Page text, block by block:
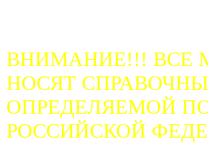
ВНИМАНИЕ!!! ВСЕ
НОСЯТ
ОПРЕДЕЛЯЕМОЙ
РОССИЙСКОЙ